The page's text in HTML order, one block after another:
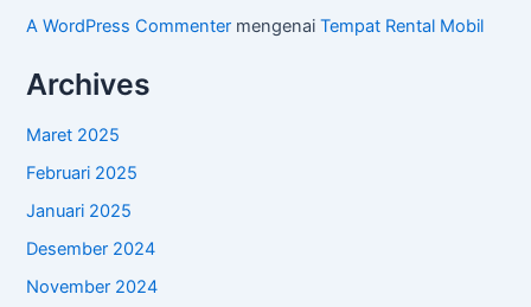
A WordPress Commenter mengenaiTempat Rental Mobil
Archives
Maret 2025
Februari 2025
Januari 2025
Desember 2024
November 2024